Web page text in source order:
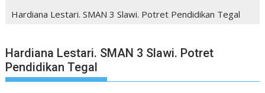
Hardiana Lestari. SMAN 3 Slawi. Potret Pendidikan Tegal
Hardiana Lestari. SMAN 3 Slawi. Potret
Pendidikan Tegal